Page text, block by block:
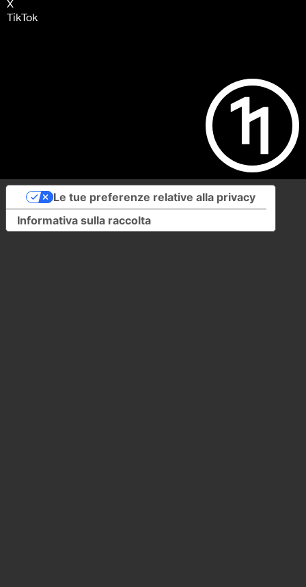
X
TikTok
Informativa sulla raccolta
Le tue preferenze relative alla privacy